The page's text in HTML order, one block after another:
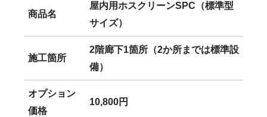
商品名
屋内用ホスクリーンSPC（標準型
サイズ）
施工箇所
2階廊下1箇所（2か所までは標準設
備）
オプション
価格
10,800円